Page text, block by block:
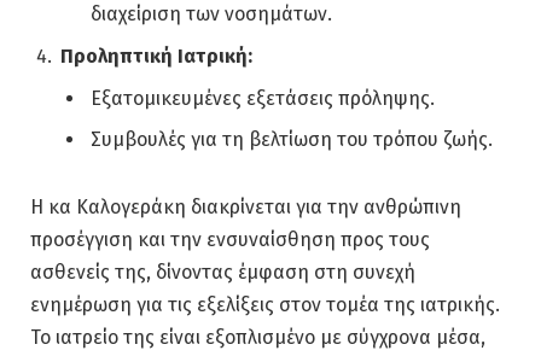
διαχείριση των νοσημάτων.
Προληπτική Ιατρική:
Εξατομικευμένες εξετάσεις πρόληψης.
Συμβουλές για τη βελτίωση του τρόπου ζωής.
Η κα Καλογεράκη διακρίνεται για την ανθρώπινη
προσέγγιση και την ενσυναίσθηση προς τους
ασθενείς της, δίνοντας έμφαση στη συνεχή
ενημέρωση για τις εξελίξεις στον τομέα της ιατρικής.
Το ιατρείο της είναι εξοπλισμένο με σύγχρονα μέσα,